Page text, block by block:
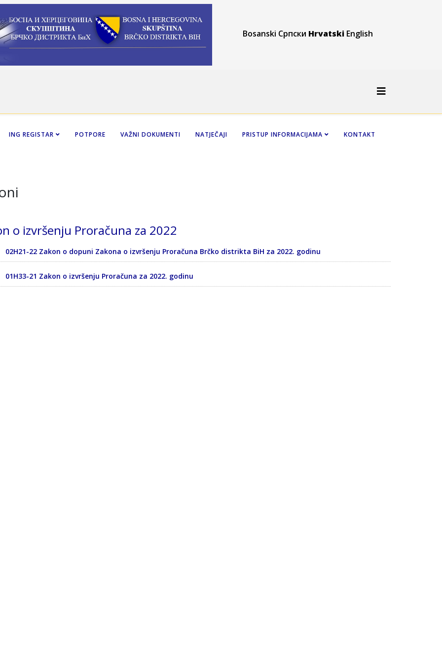
Bosanski Српски Hrvatski English
ING REGISTAR POTPORE VAŽNI DOKUMENTI NATJEČAJI PRISTUP INFORMACIJAMA KONTAKT
o izvršenju Proračuna za 2022
02H21-22 Zakon o dopuni Zakona o izvršenju Proračuna Brčko distrikta BiH za 2022. godinu
01H33-21 Zakon o izvršenju Proračuna za 2022. godinu